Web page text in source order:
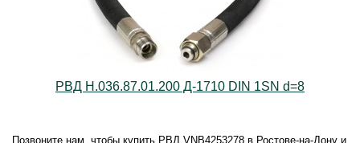
РВД Н.036.87.01.200 Д-1710 DIN 1SN d=8
Позвоните нам, чтобы купить РВД VNB4253278 в Ростове-на-Дону и